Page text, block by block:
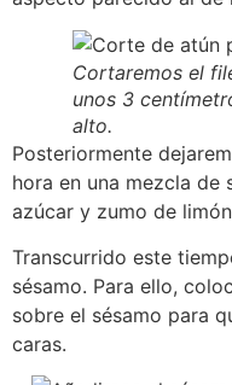
Cortaremos el
unos 3
alto.
Posteriormente
hora en una mezcla de
azúcar y zumo de
Transcurrido este
sésamo. Para ello,
sobre el sésamo para
caras.